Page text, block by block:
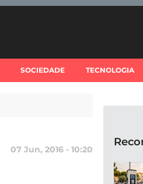
SOCIEDADE TECNOLOGIA
07 Jun, 2016 - 10:20